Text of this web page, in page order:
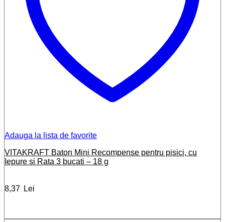
Adauga la lista de favorite
VITAKRAFT Baton Mini Recompense pentru pisici, cu
Iepure si Rata 3 bucati – 18 g
8,37 Lei